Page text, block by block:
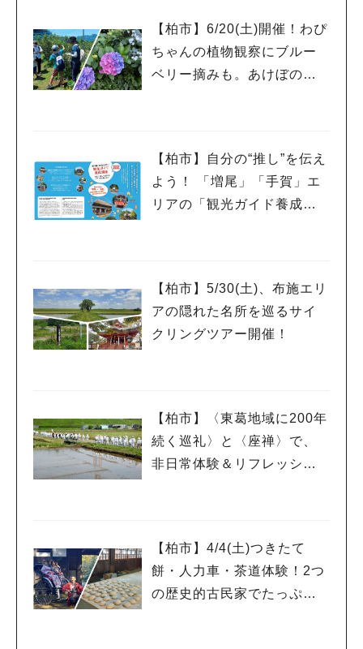
【柏市】6/20(土)開催！わぴ
ちゃんの植物観察にブルー
ベリー摘みも。あけぼの山
【柏市】自分の“推し”を伝え
よう！ 「増尾」「手賀」エ
リアの「観光ガイド養成講
【柏市】5/30(土)、布施エリ
アの隠れた名所を巡るサイ
クリングツアー開催！
【柏市】〈東葛地域に200年
続く巡礼〉と〈座禅〉で、
非日常体験＆リフレッシ
【柏市】4/4(土)つきたて
餅・人力車・茶道体験！2つ
の歴史的古民家でたっぷり
人気のキーワード